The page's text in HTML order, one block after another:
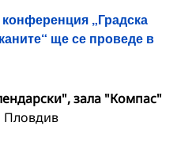
„Градска
ще се проведе в
зала "Компас"
Пловдив